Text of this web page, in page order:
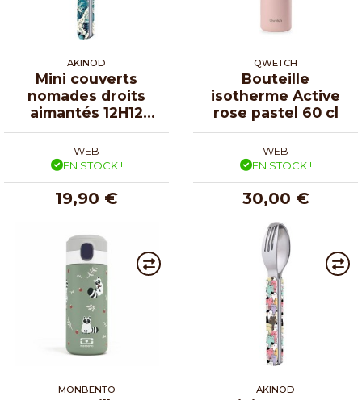
AKINOD
Mini couverts
nomades droits
aimantés 12H12
Ukiyo-E
WEB
EN STOCK !
19,90 €
QWETCH
Bouteille
isotherme Active
rose pastel 60 cl
WEB
EN STOCK !
30,00 €
MONBENTO AKINOD